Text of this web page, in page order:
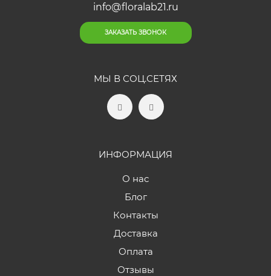
info@floralab21.ru
ЗАКАЗАТЬ ЗВОНОК
МЫ В СОЦ.СЕТЯХ
ИНФОРМАЦИЯ
О нас
Блог
Контакты
Доставка
Оплата
Отзывы